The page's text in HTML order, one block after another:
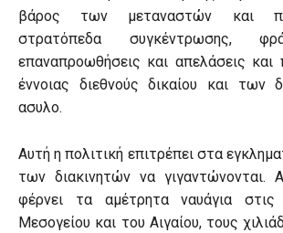
βάρος των μεταναστών και
στρατόπεδα συγκέντρωσης,
επαναπροωθήσεις και απελάσεις και
έννοιας διεθνούς δικαίου και των
ασυλο.
Αυτή η πολιτική επιτρέπει στα
των διακινητών να γιγαντώνονται.
φέρνει τα αμέτρητα ναυάγια
Μεσογείου και του Αιγαίου, τους